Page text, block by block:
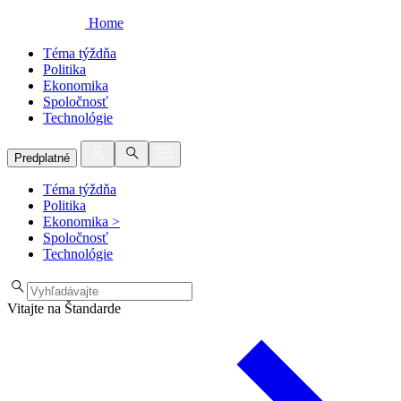
Home
Téma týždňa
Politika
Ekonomika
Spoločnosť
Technológie
Predplatné
Téma týždňa
Politika
Ekonomika >
Spoločnosť
Technológie
Vitajte na Štandarde